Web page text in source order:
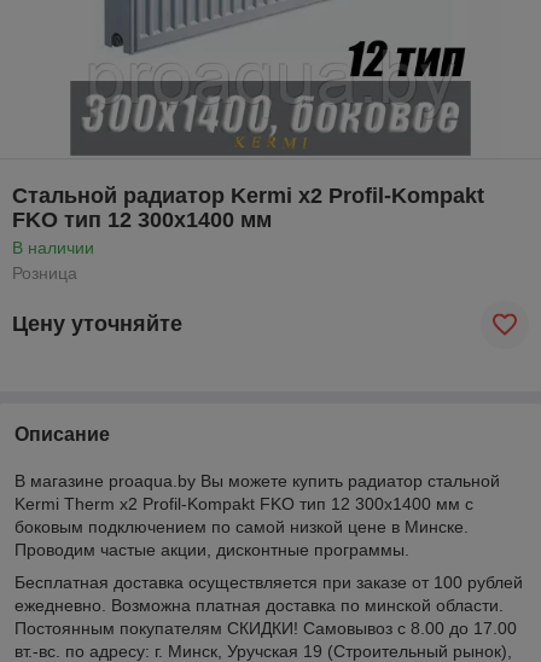
Стальной радиатор Kermi x2 Profil-Kompakt
FKO тип 12 300x1400 мм
В наличии
Розница
Цену уточняйте
Описание
В магазине proaqua.by Вы можете купить радиатор стальной
Kermi Therm x2 Profil-Kompakt FKO тип 12 300x1400 мм с
боковым подключением по самой низкой цене в Минске.
Проводим частые акции, дисконтные программы.
Бесплатная доставка осуществляется при заказе от 100 рублей
ежедневно. Возможна платная доставка по минской области.
Постоянным покупателям СКИДКИ! Самовывоз с 8.00 до 17.00
вт.-вс. по адресу: г. Минск, Уручская 19 (Строительный рынок),